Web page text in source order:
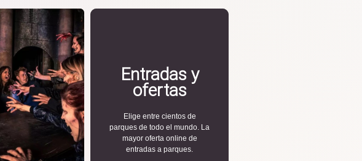
Entradas y
ofertas
Elige entre cientos de
parques de todo el mundo. La
mayor oferta online de
entradas a parques.